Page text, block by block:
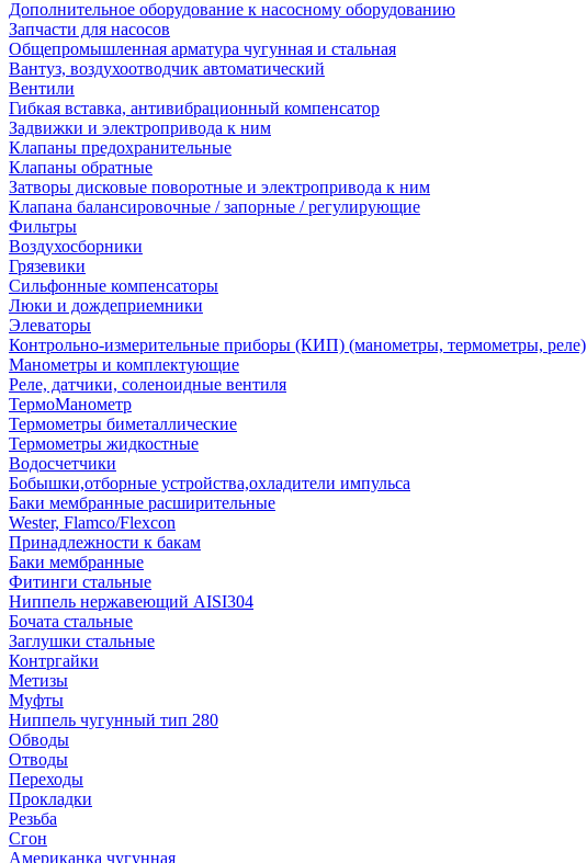
Дополнительное оборудование к насосному оборудованию
Запчасти для насосов
Общепромышленная арматура чугунная и стальная
Вантуз, воздухоотводчик автоматический
Вентили
Гибкая вставка, антивибрационный компенсатор
Задвижки и электропривода к ним
Клапаны предохранительные
Клапаны обратные
Затворы дисковые поворотные и электропривода к ним
Клапана балансировочные / запорные / регулирующие
Фильтры
Воздухосборники
Грязевики
Сильфонные компенсаторы
Люки и дождеприемники
Элеваторы
Контрольно-измерительные приборы (КИП) (манометры, термометры, реле)
Манометры и комплектующие
Реле, датчики, соленоидные вентиля
ТермоМанометр
Термометры биметаллические
Термометры жидкостные
Водосчетчики
Бобышки,отборные устройства,охладители импульса
Баки мембранные расширительные
Wester, Flamco/Flexcon
Принадлежности к бакам
Баки мембранные
Фитинги стальные
Ниппель нержавеющий AISI304
Бочата стальные
Заглушки стальные
Контргайки
Метизы
Муфты
Ниппель чугунный тип 280
Обводы
Отводы
Переходы
Прокладки
Резьба
Сгон
Американка чугунная